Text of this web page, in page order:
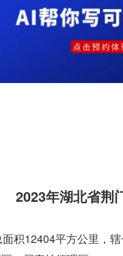
2023年湖北省荆
积12404平方公里，